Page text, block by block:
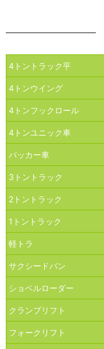
4トントラック平
4トンウイング
4トンフックロール
4トンユニック車
パッカー車
3トントラック
2トントラック
1トントラック
軽トラ
サクシードバン
ショベルローダー
クランプリフト
フォークリフト